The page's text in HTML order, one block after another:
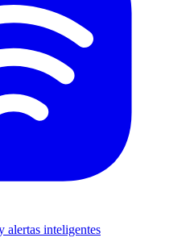
alertas inteligentes